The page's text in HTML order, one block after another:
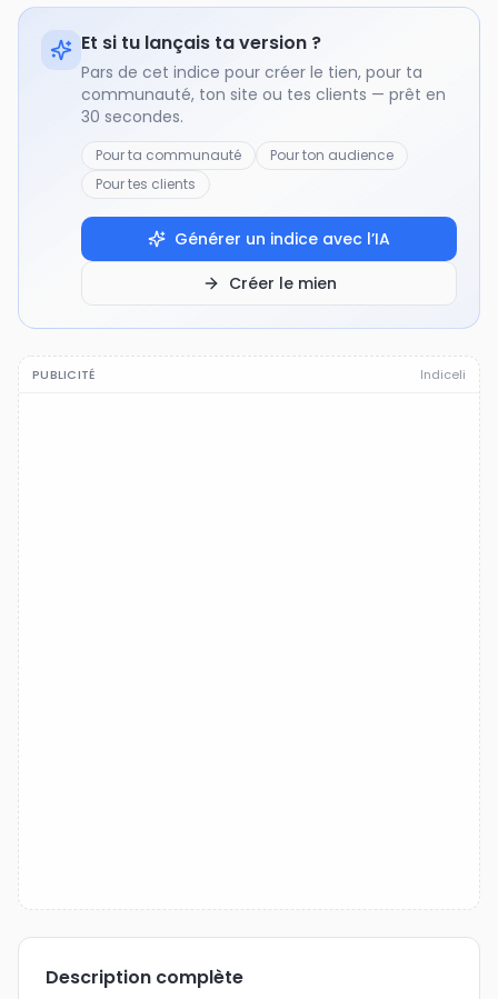
Et si tu lançais ta version ?
Pars de cet indice pour créer le tien, pour ta
communauté, ton site ou tes clients — prêt en
30 secondes.
Pour ta communauté
Pour ton audience
Pour tes clients
Générer un indice avec l’IA
Créer le mien
PUBLICITÉ Indiceli
Description complète